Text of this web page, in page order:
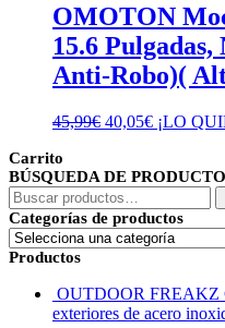
OMOTON
15.6
Anti-Robo)(
45,99€ El
era:
45,99€.
40,05€El
es:
¡LO
Carrito
BÚSQUEDA DE
Buscar
por:
Categorías de productos
Productos
OUTDOOR FREAKZ
exteriores de acero